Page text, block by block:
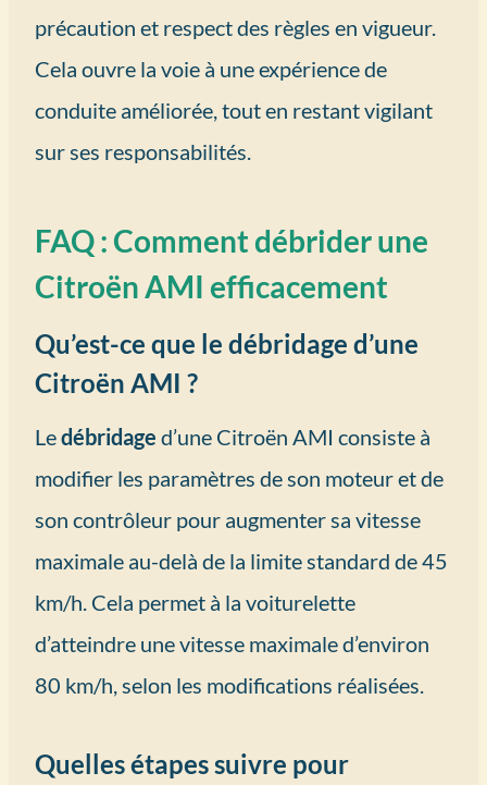
précaution et respect des règles en vigueur.
Cela ouvre la voie à une expérience de
conduite améliorée, tout en restant vigilant
sur ses responsabilités.
FAQ : Comment débrider une
Citroën AMI efficacement
Qu’est-ce que le débridage d’une
Citroën AMI ?
Ledébridage d’une Citroën AMI consiste à
modifier les paramètres de son moteur et de
son contrôleur pour augmenter sa vitesse
maximale au-delà de la limite standard de 45
km/h. Cela permet à la voiturelette
d’atteindre une vitesse maximale d’environ
80 km/h, selon les modifications réalisées.
Quelles étapes suivre pour